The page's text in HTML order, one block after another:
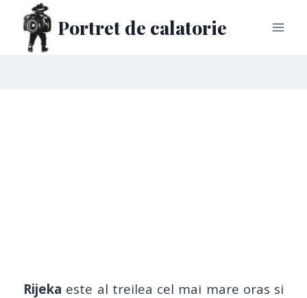
Portret de calatorie
Rijeka este al treilea cel mai mare oras si